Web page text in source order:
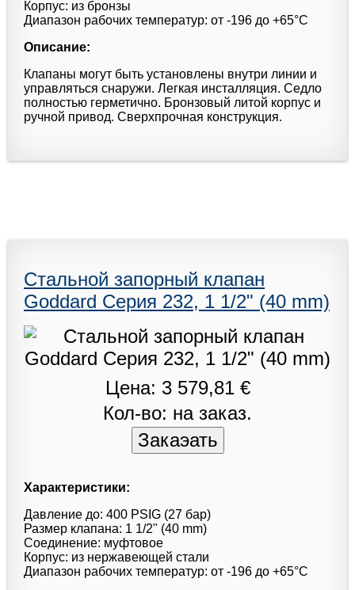
Корпус: из бронзы
Диапазон рабочих температур: от -196 до +65°С
Описание:
Клапаны могут быть установлены внутри линии и
управляться снаружи. Легкая инсталляция. Седло
полностью герметично. Бронзовый литой корпус и
ручной привод. Сверхпрочная конструкция.
Стальной запорный клапан
Goddard Серия 232, 1 1/2" (40 mm)
Цена: 3 579,81 €
Кол-во: на заказ.
Характеристики:
Давление до: 400 PSIG (27 бар)
Размер клапана: 1 1/2" (40 mm)
Соединение: муфтовое
Корпус: из нержавеющей стали
Диапазон рабочих температур: от -196 до +65°С